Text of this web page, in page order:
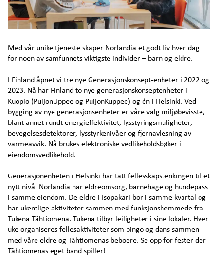
Med vår unike tjeneste skaper Norlandia et godt liv hver dag
for noen av samfunnets viktigste individer – barn og eldre.
I Finland åpnet vi tre nye Generasjonskonsept-enheter i 2022 og
2023. Nå har Finland to nye generasjonskonseptenheter i
Kuopio (PuijonUppee og PuijonKuppee) og én i Helsinki. Ved
bygging av nye generasjonsenheter er våre valg miljøbevisste,
blant annet rundt energieffektivitet, lysstyringsmuligheter,
bevegelsesdetektorer, lysstyrkenivåer og fjernavlesning av
varmeavvik. Nå brukes elektroniske vedlikeholdsbøker i
eiendomsvedlikehold.
Generasjonenheten i Helsinki har tatt fellesskapstenkingen til et
nytt nivå. Norlandia har eldreomsorg, barnehage og hundepass
i samme eiendom. De eldre i Isopakari bor i samme kvartal og
har ukentlige aktiviteter sammen med funksjonshemmede fra
Tukena Tähtiomena. Tukena tilbyr leiligheter i sine lokaler. Hver
uke organiseres fellesaktiviteter som bingo og dans sammen
med våre eldre og Tähtiomenas beboere. Se opp for fester der
Tähtiomenas eget band spiller!